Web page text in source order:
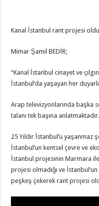
Kanal İstanbul rant projesi
Mimar Şamil BEDİR;
“Kanal İstanbul cinayet ve
İstanbul’da yaşayan her
Arap televizyonlarında başka
talanı tek başına anlatmaktadır.
25 Yıldır İstanbul’u yaşanmaz
İstanbul’un kentsel çevre ve
İstanbul projesinin Marmara
projesi olmadığı ve
peşkeş çekerek rant projesi